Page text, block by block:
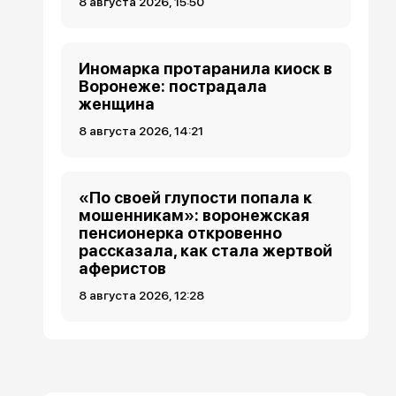
Иномарка протаранила киоск в
Воронеже: пострадала
женщина
8 августа 2026, 14:21
«По своей глупости попала к
мошенникам»: воронежская
пенсионерка откровенно
рассказала, как стала жертвой
аферистов
8 августа 2026, 12:28